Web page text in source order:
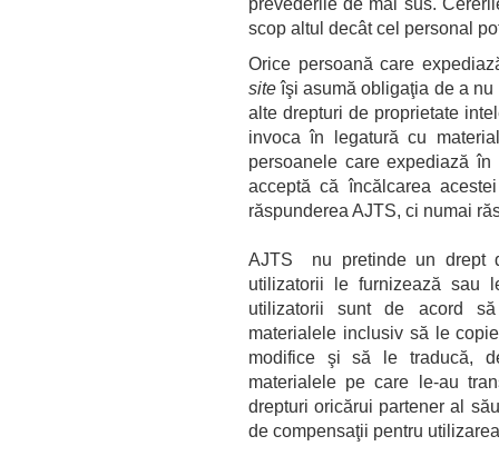
scop altul decât cel personal
Orice persoană care
siteîşi asumă obligaţia de a
alte drepturi de proprietate
invoca în legatură cu
persoanele care expediază
acceptă că încălcarea
răspunderea AJTS, ci numai
AJTS nu pretinde un drept
utilizatorii le furnizează sau
utilizatorii sunt de acord
materialele inclusiv să le
modifice şi să le traducă,
materialele pe care le-au
drepturi oricărui partener al
de compensaţii pentru